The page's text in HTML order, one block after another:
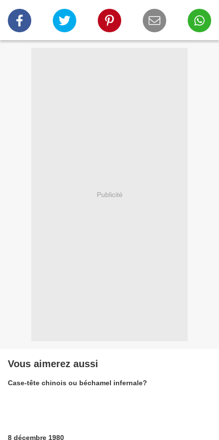
Publicité
Vous aimerez aussi
Case-tête chinois ou béchamel infernale?
8 décembre 1980